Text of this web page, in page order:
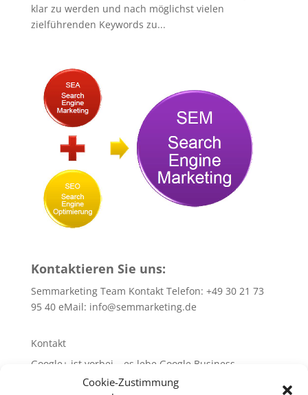
Cookie-Zustimmung
klar zu werden und nach möglichst vielen
zielführenden Keywords zu...
Kontaktieren Sie uns:
Semmarketing Team Kontakt Telefon: +49 30 21 73
95 40 eMail: info@semmarketing.de
Kontakt
Google+ ist vorbei – es lebe Google Business
10 SEO-TIPPS